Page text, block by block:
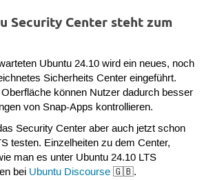
Security Center steht zum
Ubuntu 24.10 wird ein neues, noch
Sicherheits Center eingeführt.
können Nutzer dadurch besser
von Snap-Apps kontrollieren.
Security Center aber auch jetzt schon
testen. Einzelheiten zu dem Center,
man es unter Ubuntu 24.10 LTS
bei Ubuntu Discourse🇬🇧.